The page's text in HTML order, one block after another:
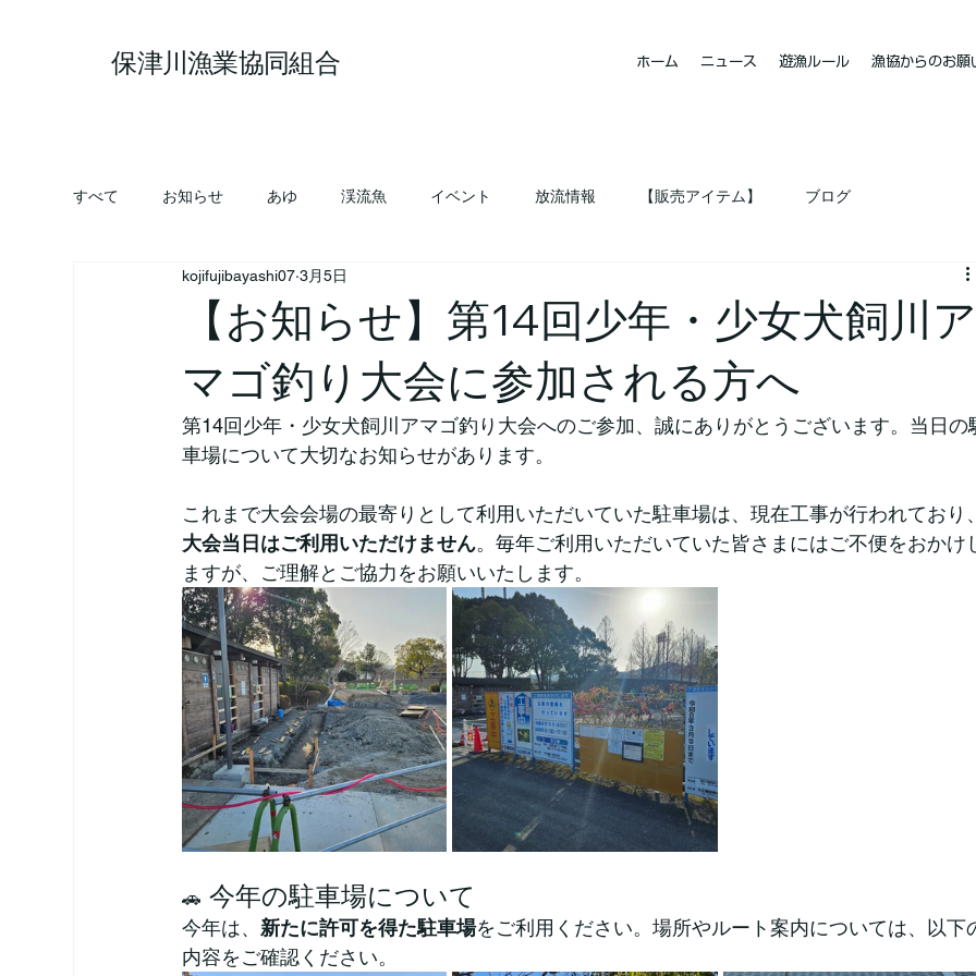
保津川漁業協同組合 ホーム ニュース 遊漁ルール 漁協からのお願
すべて お知らせ あゆ 渓流魚 イベント 放流情報 【販売アイテム】 ブログ
【お知らせ】第14回少年・少女犬飼川ア
マゴ釣り大会に参加される方へ
kojifujibayashi07 3月5日
第14回少年・少女犬飼川アマゴ釣り大会へのご参加、誠にありがとうございます。当日の
車場について大切なお知らせがあります。
これまで大会会場の最寄りとして利用いただいていた駐車場は、現在工事が行われており、
大会当日はご利用いただけません。毎年ご利用いただいていた皆さまにはご不便をおかけ
ますが、ご理解とご協力をお願いいたします。
🚗 今年の駐車場について
今年は、 新たに許可を得た駐車場をご利用ください。場所やルート案内については、以下
内容をご確認ください。